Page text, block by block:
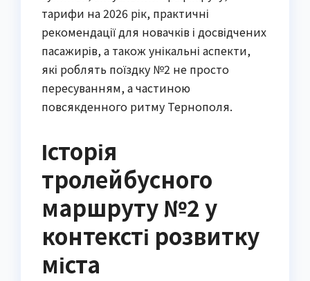
тарифи на 2026 рік, практичні
рекомендації для новачків і досвідчених
пасажирів, а також унікальні аспекти,
які роблять поїздку №2 не просто
пересуванням, а частиною
повсякденного ритму Тернополя.
Історія
тролейбусного
маршруту №2 у
контексті розвитку
міста